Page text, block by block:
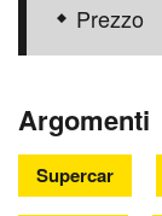
Prezzo
Argomenti
Supercar